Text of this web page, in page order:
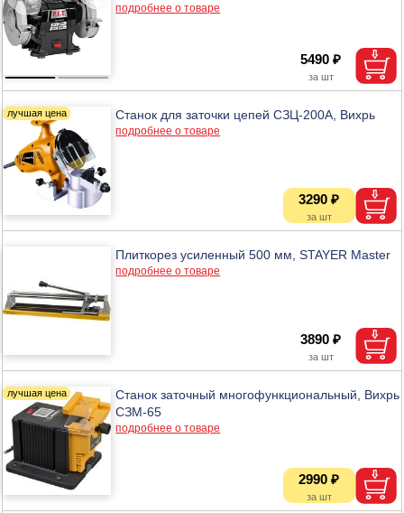
подробнее о товаре
5490 ₽
Станок для заточки цепей СЗЦ-200А, Вихрь
подробнее о товаре
3290 ₽
Плиткорез усиленный 500 мм, STAYER Master
подробнее о товаре
3890 ₽
Станок заточный многофункциональный, Вихрь
СЗМ-65
подробнее о товаре
2990 ₽